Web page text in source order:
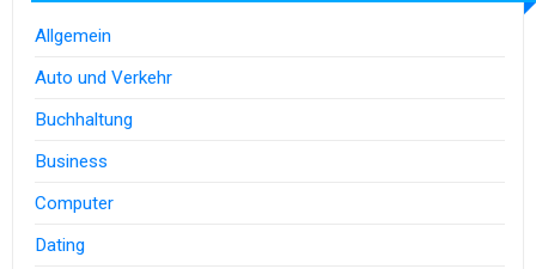
Allgemein
Auto und Verkehr
Buchhaltung
Business
Computer
Dating